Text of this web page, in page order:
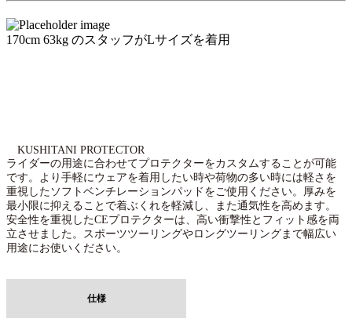
170cm 63kg のスタッフがLサイズを着用
KUSHITANI PROTECTOR
ライダーの用途に合わせてプロテクターをカスタムすることが可能
です。より手軽にウェアを着用したい時や荷物の多い時には軽さを
重視したソフトベンチレーションパッドをご使用ください。厚みを
最小限に抑えることで着ぶくれを軽減し、また通気性を高めます。
安全性を重視したCEプロテクターは、高い衝撃性とフィット感を両
立させました。スポーツツーリングやロングツーリングまで幅広い
用途にお使いください。
仕様